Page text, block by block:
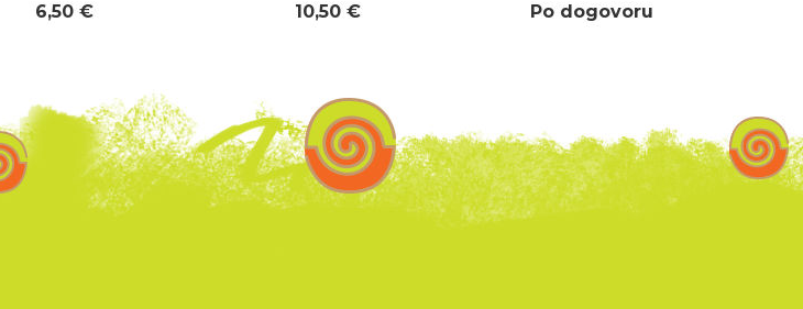
6,50 € 10,50 € Po dogovoru